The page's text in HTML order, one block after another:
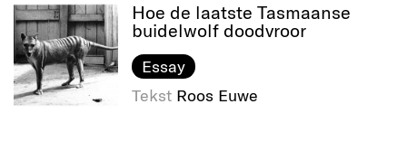
Hoe de laatste Tasmaanse
buidelwolf doodvroor
Essay
Tekst Roos Euwe